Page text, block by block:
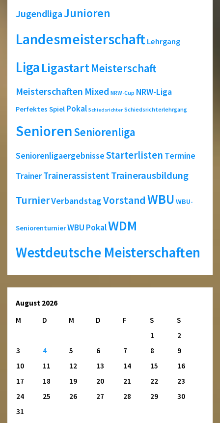
JugendligaJunioren
Landesmeisterschaft Lehrgang
LigaLigastartMeisterschaft
Meisterschaften Mixed NRW-Cup NRW-Liga
Perfektes Spiel Pokal Schiedsrichter Schiedsrichterlehrgang
SeniorenSeniorenliga
SeniorenligaergebnisseStarterlisten Termine
TrainerTrainerassistentTrainerausbildung
TurnierVerbandstagVorstandWBU WBU-
SeniorenturnierWBU PokalWDM
Westdeutsche Meisterschaften
August 2026
M
D M D F S
S
1
2
3
4 5 6 7 8
9
10
11 12 13 14 15
16
17
18 19 20 21 22
23
24
25 26 27 28 29
30
31